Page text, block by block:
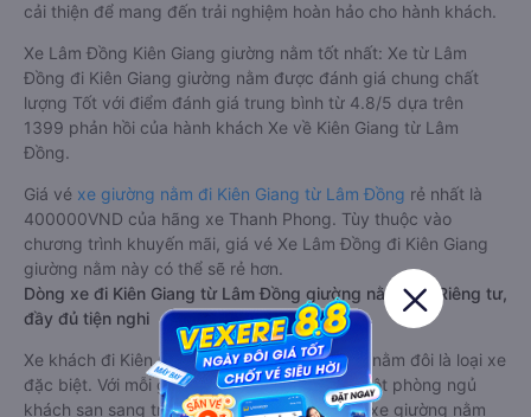
cải thiện để mang đến trải nghiệm hoàn hảo cho hành khách.
Xe Lâm Đồng Kiên Giang giường nằm tốt nhất: Xe từ Lâm
Đồng đi Kiên Giang giường nằm được đánh giá chung chất
lượng Tốt với điểm đánh giá trung bình từ 4.8/5 dựa trên
1399 phản hồi của hành khách Xe về Kiên Giang từ Lâm
Đồng.
Giá vé xe giường nằm đi Kiên Giang từ Lâm Đồng rẻ nhất là
400000VND của hãng xe Thanh Phong. Tùy thuộc vào
chương trình khuyến mãi, giá vé Xe Lâm Đồng đi Kiên Giang
giường nằm này có thể sẽ rẻ hơn.
Dòng xe đi Kiên Giang từ Lâm Đồng giường nằm đôi: Riêng tư,
đầy đủ tiện nghi
Xe khách đi Kiên Giang từ Lâm Đồng giường nằm đôi là loại xe
đặc biệt. Với mỗi giường được thiết kế như một phòng ngủ
khách sạn sang trọng, hiện đại. Đây là dòng xe giường nằm